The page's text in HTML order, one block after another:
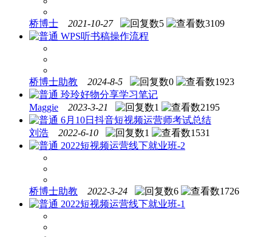
桥博士 2021-10-27 5
3109
WPS听书稿操作流程
桥博士助教 2024-8-5 0
1923
玲玲好物分享学习笔记
Maggie
2023-3-21 1
2195
6月10日抖音短视频运营师考试总结
刘浩
2022-6-10 1
1531
2022短视频运营线下就业班-2
桥博士助教 2022-3-24 6
1726
2022短视频运营线下就业班-1